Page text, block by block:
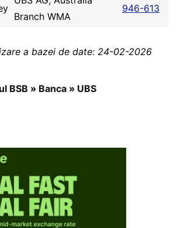
Branch WMA
946-613
a bazei de date: 24-02-2026
BSB » Banca » UBS